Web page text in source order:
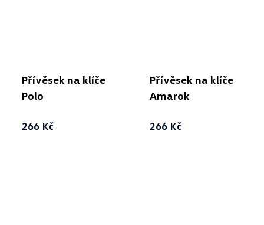
Přívěsek na klíče
Polo
266 Kč
Přívěsek na klíče
Amarok
266 Kč